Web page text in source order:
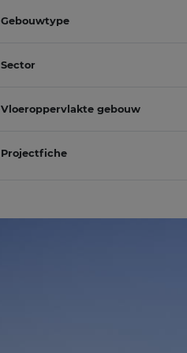
Gebouwtype
Sector
Vloeroppervlakte gebouw
Projectfiche